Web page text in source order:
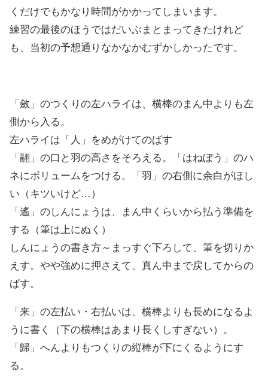
くだけでもかなり時間がかかってしまいます。
練習の最後のほうではだいぶまとまってきたけれど
も、当初の予想通りなかなかむずかしかったです。
「斂」のつくりの左ハライは、横棒のまん中よりも左
側から入る。
左ハライは「人」をめがけてのばす
「翮」の口と羽の高さをそろえる。「はねぼう」のハ
ネにボリュームをつける。「羽」の右側に余白がほし
い（キツいけど…）
「遙」のしんにょうは、まん中くらいから払う準備を
する（筆は上にぬく）
しんにょうの書き方～まっすぐ下ろして、筆を切りか
えす。やや強めに押さえて、真ん中まで戻してからの
ばす。
「来」の左払い・右払いは、横棒よりも長めになるよ
うに書く（下の横棒はあまり長くしすぎない）。
「歸」へんよりもつくりの縦棒が下にくるようにす
る。